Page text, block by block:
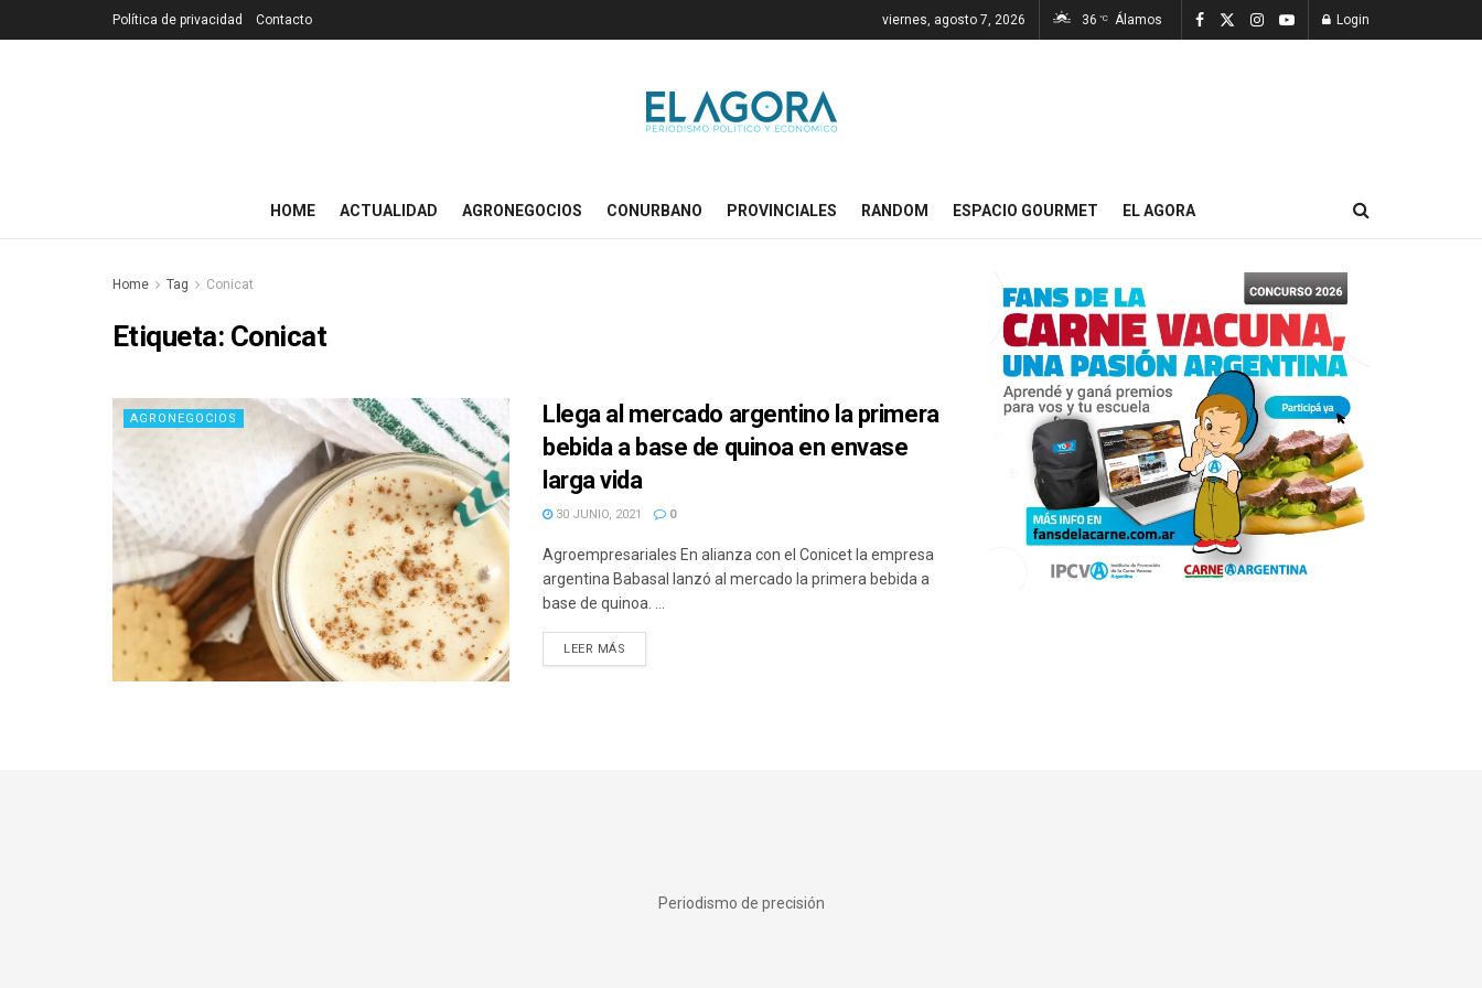
Política de privacidad Contacto viernes, agosto 7, 2026 36 °C Álamos Login
HOME ACTUALIDAD AGRONEGOCIOS CONURBANO PROVINCIALES RANDOM ESPACIO GOURMET EL AGORA
Home Tag Conicat
Etiqueta: Conicat
AGRONEGOCIOS
Llega al mercado argentino la primera
bebida a base de quinoa en envase
larga vida
30 JUNIO, 2021 0
Agroempresariales En alianza con el Conicet la empresa
argentina Babasal lanzó al mercado la primera bebida a
base de quinoa. ...
LEER MÁS
Periodismo de precisión